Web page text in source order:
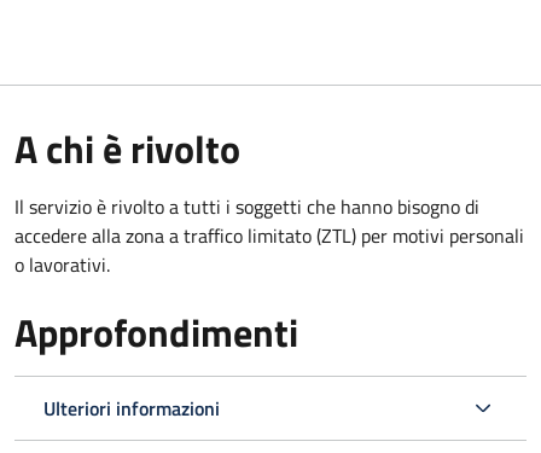
A chi è rivolto
Il servizio è rivolto a tutti i soggetti che hanno bisogno di
accedere alla zona a traffico limitato (ZTL) per motivi personali
o lavorativi.
Approfondimenti
Ulteriori informazioni